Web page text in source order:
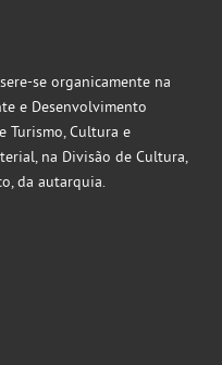
se organicamente na
e Desenvolvimento
Turismo, Cultura e
na Divisão de Cultura,
da autarquia.